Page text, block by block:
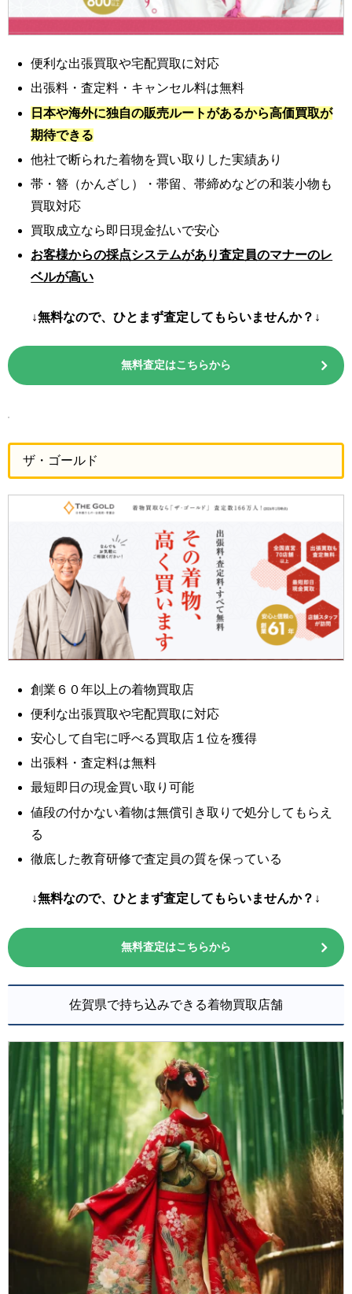
便利な出張買取や宅配買取に対応
出張料・査定料・キャンセル料は無料
日本や海外に独自の販売ルートがあるから高価買取が
期待できる
他社で断られた着物を買い取りした実績あり
帯・簪（かんざし）・帯留、帯締めなどの和装小物も
買取対応
買取成立なら即日現金払いで安心
お客様からの採点システムがあり査定員のマナーのレ
ベルが高い
↓無料なので、ひとまず査定してもらいませんか？↓
無料査定はこちらから
ザ・ゴールド
創業６０年以上の着物買取店
便利な出張買取や宅配買取に対応
安心して自宅に呼べる買取店１位を獲得
出張料・査定料は無料
最短即日の現金買い取り可能
値段の付かない着物は無償引き取りで処分してもらえ
る
徹底した教育研修で査定員の質を保っている
↓無料なので、ひとまず査定してもらいませんか？↓
無料査定はこちらから
佐賀県で持ち込みできる着物買取店舗